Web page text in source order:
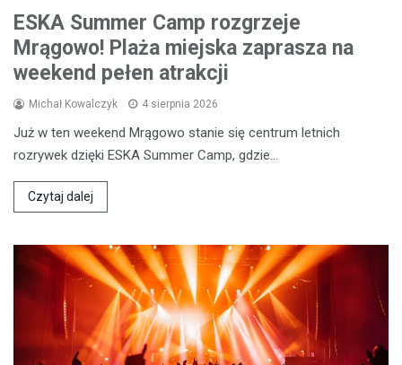
ESKA Summer Camp rozgrzeje
Mrągowo! Plaża miejska zaprasza na
weekend pełen atrakcji
Michał Kowalczyk 4 sierpnia 2026
Już w ten weekend Mrągowo stanie się centrum letnich
rozrywek dzięki ESKA Summer Camp, gdzie…
Czytaj dalej